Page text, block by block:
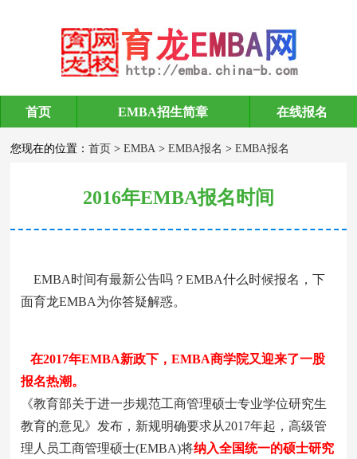
EMBA报名
首页 EMBA招生简章 在线报名
您现在的位置：首页 >EMBA >EMBA报名 >EMBA报名
2016年EMBA报名时间
EMBA时间有最新公告吗？EMBA什么时候报名，下
面育龙EMBA为你答疑解惑。
在2017年EMBA新政下，EMBA商学院又迎来了一股
报名热潮。
《教育部关于进一步规范工商管理硕士专业学位研究生
教育的意见》发布，新规明确要求从2017年起，高级管
理人员工商管理硕士(EMBA)将纳入全国统一的硕士研究